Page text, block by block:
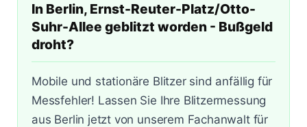
Hamburg - Behringstraße
Köln - Aachener Straße
Köln - Innere Kanalstraße
Köln - Riehler Straße
In Berlin, Ernst-Reuter-Platz/Otto-
Suhr-Allee geblitzt worden - Bußgeld
droht?
Mobile und stationäre Blitzer sind anfällig für
Messfehler! Lassen Sie Ihre Blitzermessung
aus Berlin jetzt von unserem Fachanwalt für